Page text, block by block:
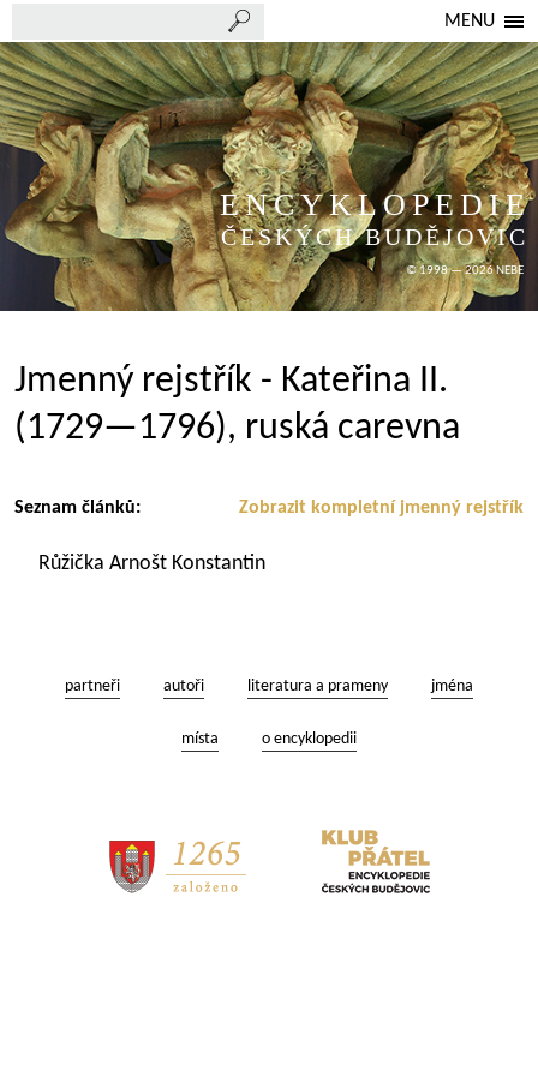
MENU
ENCYKLOPEDIE
ČESKÝCH BUDĚJOVIC
© 1998 — 2026 NEBE
Jmenný rejstřík - Kateřina II.
(1729—1796), ruská carevna
Zobrazit kompletní jmenný rejstřík
Seznam článků:
Růžička Arnošt Konstantin
partneři autoři literatura a prameny jména
místa o encyklopedii